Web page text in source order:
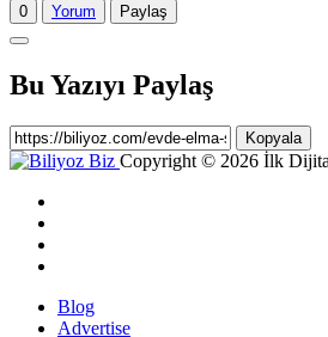
0 Yorum Paylaş
Bu Yazıyı Paylaş
Kopyala
Copyright © 2026 İlk
Blog
Advertise